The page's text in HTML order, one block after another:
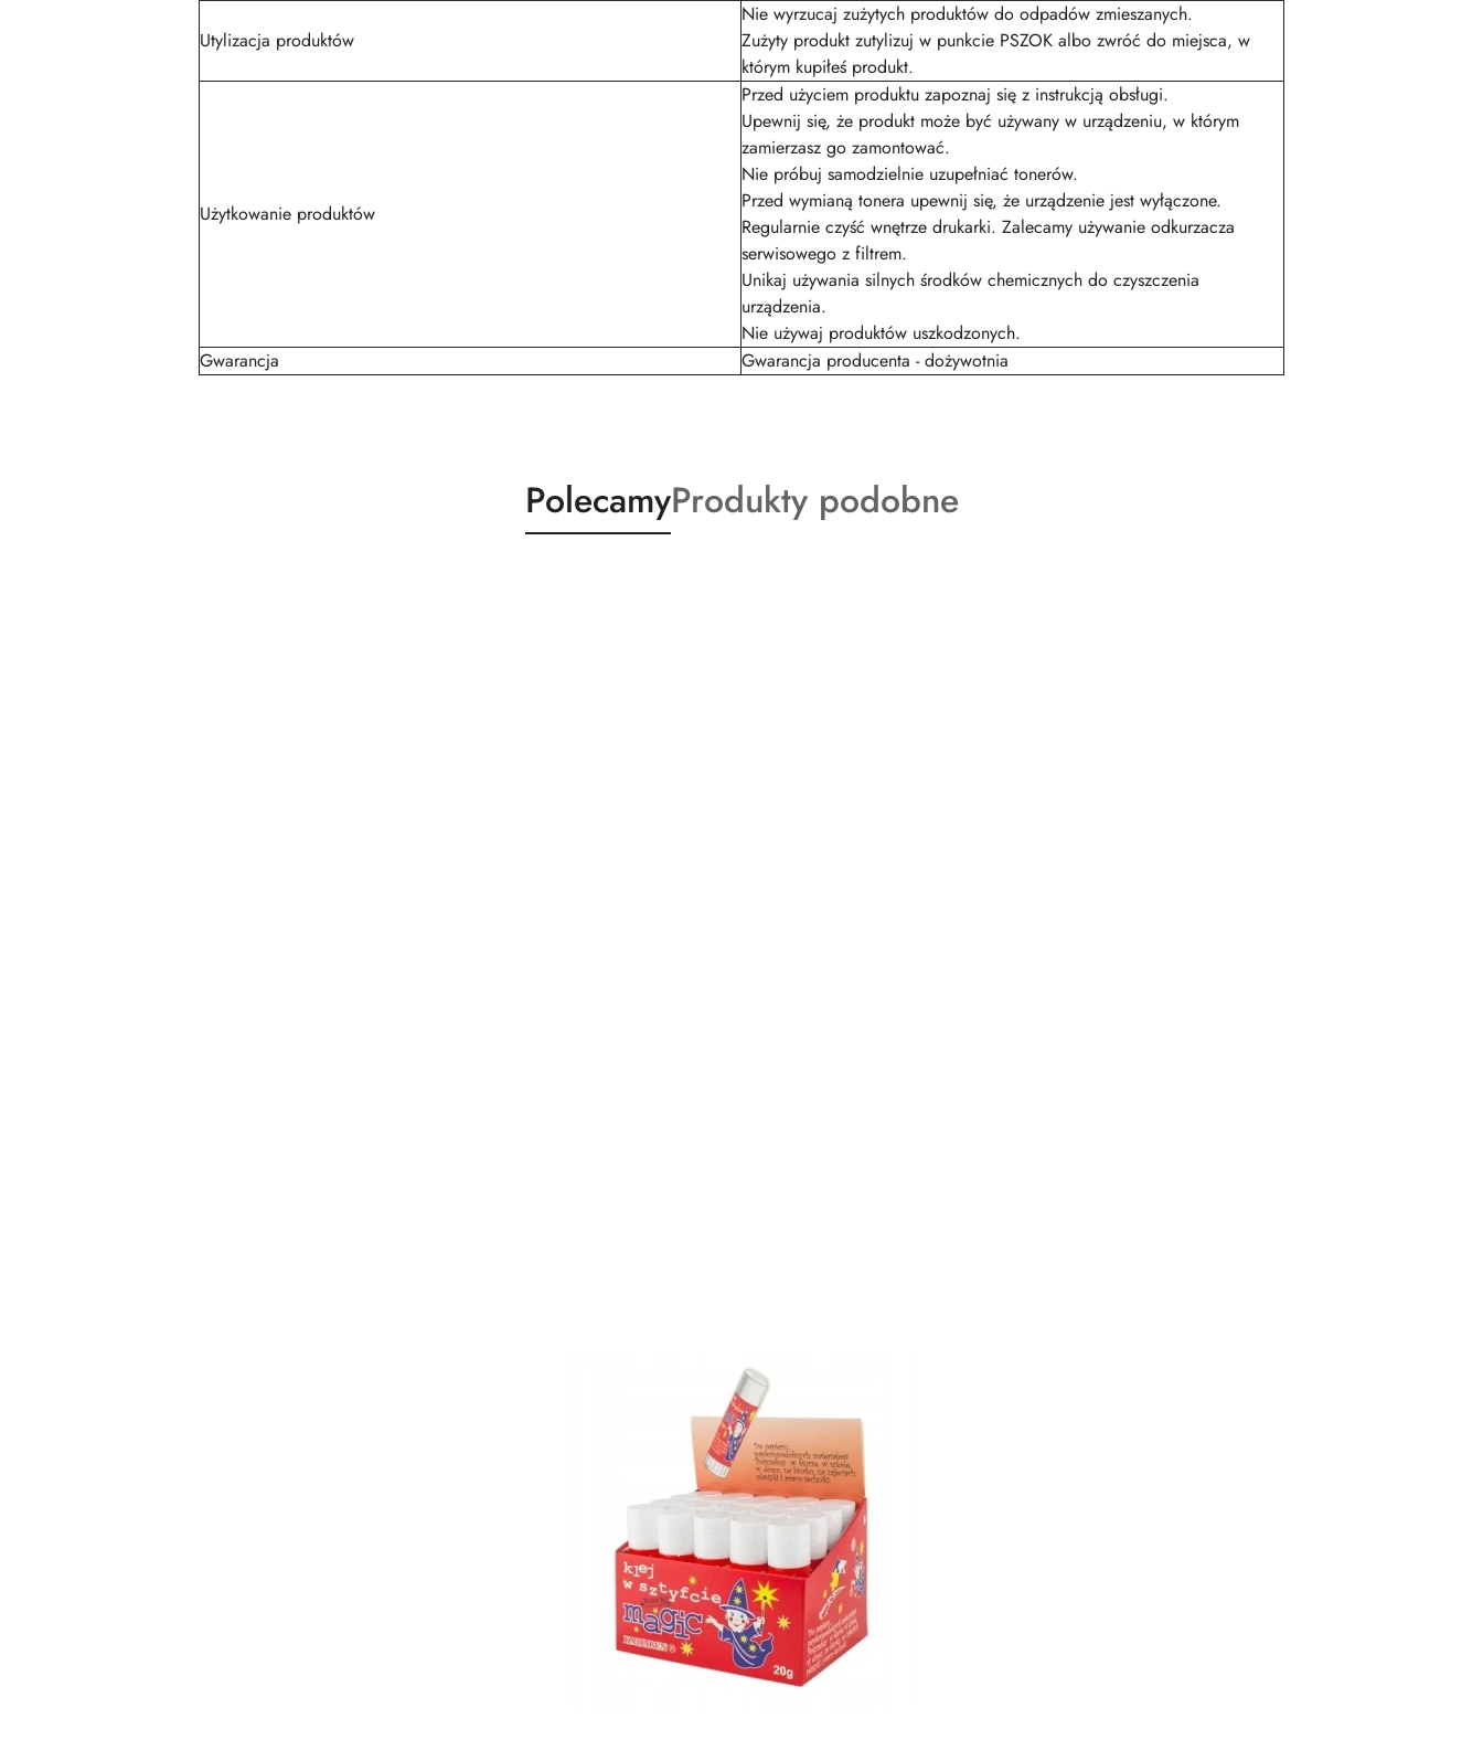
Utylizacja produktów
Nie wyrzucaj zużytych produktów do odpadów zmieszanych.
Zużyty produkt zutylizuj w punkcie PSZOK albo zwróć do miejsca, w
którym kupiłeś produkt.
Użytkowanie produktów
Przed użyciem produktu zapoznaj się z instrukcją obsługi.
Upewnij się, że produkt może być używany w urządzeniu, w którym
zamierzasz go zamontować.
Nie próbuj samodzielnie uzupełniać tonerów.
Przed wymianą tonera upewnij się, że urządzenie jest wyłączone.
Regularnie czyść wnętrze drukarki. Zalecamy używanie odkurzacza
serwisowego z filtrem.
Unikaj używania silnych środków chemicznych do czyszczenia
urządzenia.
Nie używaj produktów uszkodzonych.
Gwarancja
Gwarancja producenta - dożywotnia
Produkty
o
PolecamyProdukty
o
Produkty podobne